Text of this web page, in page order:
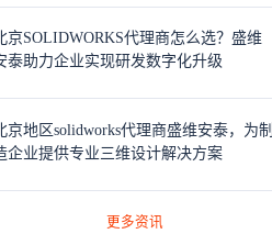
京SOLIDWORKS代理商怎么选？盛维
泰助力企业实现研发数字化升级
京地区solidworks代理商盛维安泰，为制
企业提供专业三维设计解决方案
更多资讯